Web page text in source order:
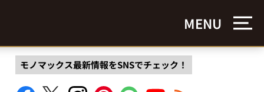
MENU
モノマックス最新情報をSNSでチェック！